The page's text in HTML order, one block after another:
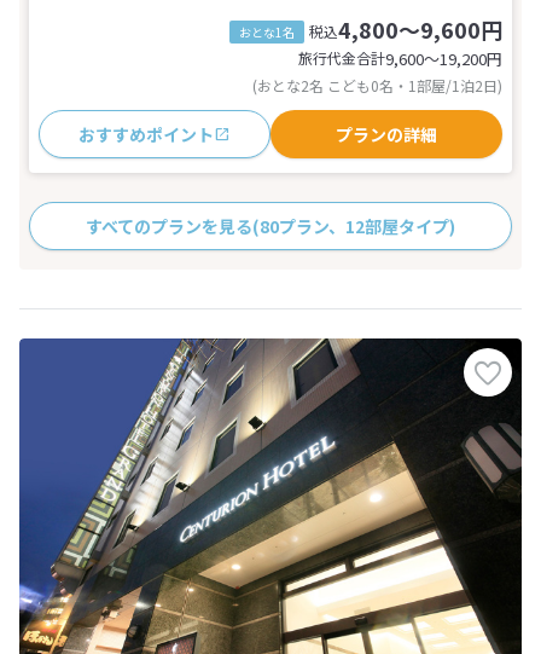
おとな1名 税込4,800～9,600円
旅行代金合計9,600〜19,200円
(おとな2名 こども0名・1部屋/1泊2日)
おすすめポイント プランの詳細
すべてのプランを見る(80プラン、12部屋タイプ)